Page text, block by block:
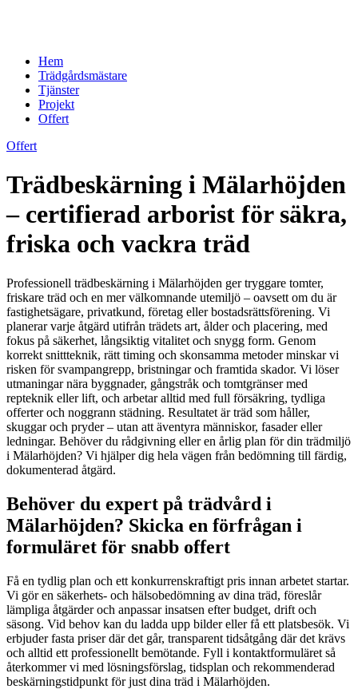
Hem
Trädgårdsmästare
Tjänster
Projekt
Offert
Offert
Trädbeskärning i Mälarhöjden
– certifierad arborist för säkra,
friska och vackra träd
Professionell trädbeskärning i Mälarhöjden ger tryggare tomter,
friskare träd och en mer välkomnande utemiljö – oavsett om du är
fastighetsägare, privatkund, företag eller bostadsrättsförening. Vi
planerar varje åtgärd utifrån trädets art, ålder och placering, med
fokus på säkerhet, långsiktig vitalitet och snygg form. Genom
korrekt snittteknik, rätt timing och skonsamma metoder minskar vi
risken för svampangrepp, bristningar och framtida skador. Vi löser
utmaningar nära byggnader, gångstråk och tomtgränser med
repteknik eller lift, och arbetar alltid med full försäkring, tydliga
offerter och noggrann städning. Resultatet är träd som håller,
skuggar och pryder – utan att äventyra människor, fasader eller
ledningar. Behöver du rådgivning eller en årlig plan för din trädmiljö
i Mälarhöjden? Vi hjälper dig hela vägen från bedömning till färdig,
dokumenterad åtgärd.
Behöver du expert på trädvård i
Mälarhöjden? Skicka en förfrågan i
formuläret för snabb offert
Få en tydlig plan och ett konkurrenskraftigt pris innan arbetet startar.
Vi gör en säkerhets- och hälsobedömning av dina träd, föreslår
lämpliga åtgärder och anpassar insatsen efter budget, drift och
säsong. Vid behov kan du ladda upp bilder eller få ett platsbesök. Vi
erbjuder fasta priser där det går, transparent tidsåtgång där det krävs
och alltid ett professionellt bemötande. Fyll i kontaktformuläret så
återkommer vi med lösningsförslag, tidsplan och rekommenderad
beskärningstidpunkt för just dina träd i Mälarhöjden.